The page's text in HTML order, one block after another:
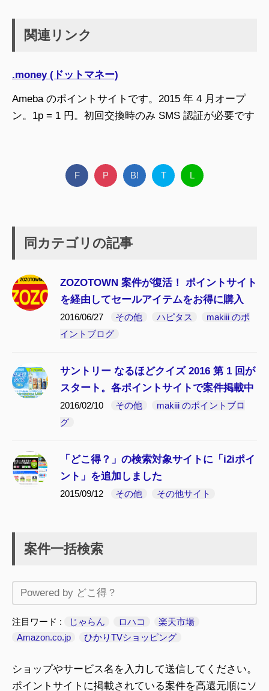
関連リンク
.money (ドットマネー)
Ameba のポイントサイトです。2015 年 4 月オープ
ン。1p = 1 円。初回交換時のみ SMS 認証が必要です
F P B! T L
同カテゴリの記事
ZOZOTOWN 案件が復活！ ポイントサイト
を経由してセールアイテムをお得に購入
2016/06/27 その他 ハピタス
makiii のポ
イントブログ
サントリー なるほどクイズ 2016 第 1 回が
スタート。各ポイントサイトで案件掲載中
2016/02/10 その他
makiii のポイントブロ
グ
「どこ得？」の検索対象サイトに「i2iポイ
ント」を追加しました
2015/09/12 その他 その他サイト
案件一括検索
注目ワード じゃらん ロハコ
楽天市場
Amazon.co.jp
ひかりTVショッピング
ショップやサービス名を入力して送信してください。
ポイントサイトに掲載されている案件を高還元順にソ